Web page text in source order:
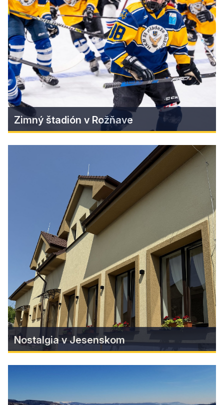
Zimný štadión v Rožňave
Zimný štadión v Rožňave
Viac než len ľad: Rožňava predstavila modernú
multifunkčnú halu.
Zistiť viac
Nostalgia v Jesenskom